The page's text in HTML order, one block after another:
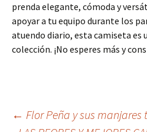
prenda elegante, cómoda y
apoyar a tu equipo durante los
atuendo diario, esta camiseta es
colección. ¡No esperes más y
← Flor Peña y sus